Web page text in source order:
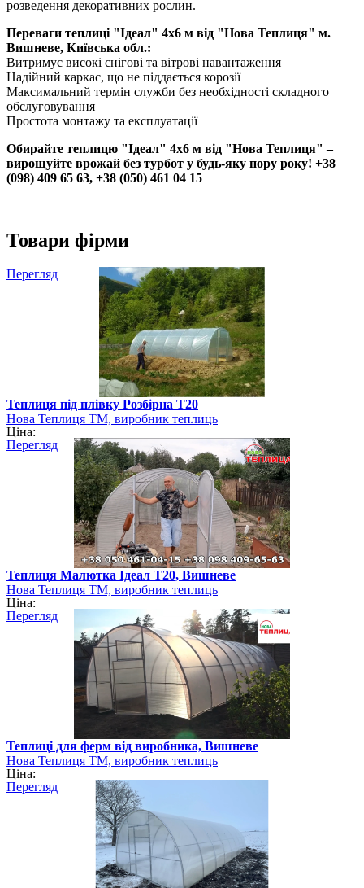
розведення декоративних рослин.
Переваги теплиці "Ідеал" 4х6 м від "Нова Теплиця" м.
Вишневе, Київська обл.:
Витримує високі снігові та вітрові навантаження
Надійний каркас, що не піддається корозії
Максимальний термін служби без необхідності складного
обслуговування
Простота монтажу та експлуатації
Обирайте теплицю "Ідеал" 4х6 м від "Нова Теплиця" –
вирощуйте врожай без турбот у будь-яку пору року! +38
‎(098) 409 65 63, +38 (050) 461 04 15
Товари фірми
Перегляд
Теплиця під плівку Розбірна Т20
Нова Теплиця ТМ, виробник теплиць
Ціна:
Перегляд
Теплиця Малютка Ідеал Т20, Вишневе
Нова Теплиця ТМ, виробник теплиць
Ціна:
Перегляд
Теплиці для ферм від виробника, Вишневе
Нова Теплиця ТМ, виробник теплиць
Ціна:
Перегляд